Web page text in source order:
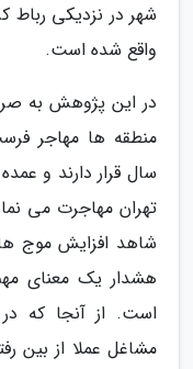
شهر در نزدیکی رباط
واقع شده است.
در این پژوهش به
سال قرار دارند و
تهران مهاجرت می
شاهد افزایش موج
هشدار یک معنای
است. از آنجا که
مشاغل عملا از بین